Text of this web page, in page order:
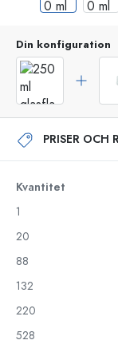
Din konfiguration
PRISER OCH
Kvantitet
1
20
88
132
220
528